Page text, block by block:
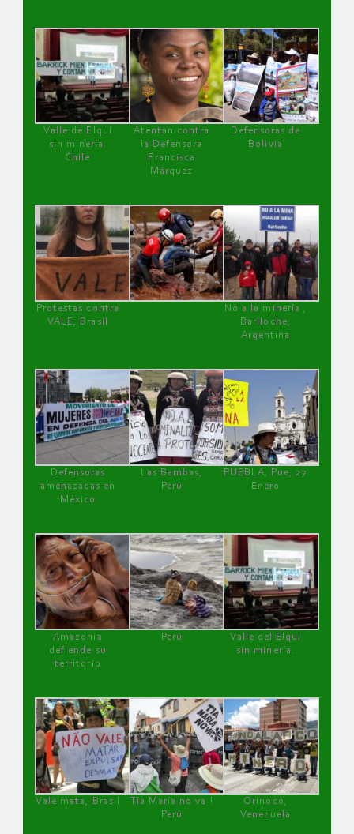
Valle de Elqui
sin minería.
Chile
Atentan contra
la Defensora
Francisca
Márquez
Defensoras de
Bolivia
Protestas contra
VALE, Brasil
No a la minería ,
Bariloche,
Argentina
Defensoras
amenazadas en
México
Las Bambas,
Perú
PUEBLA, Pue, 27
Enero
Amazonía
defiende su
territorio
Perú
Valle del Elqui
sin minería.
Vale mata, Brasil
Tía María no va !
Perú
Orinoco,
Venezuela